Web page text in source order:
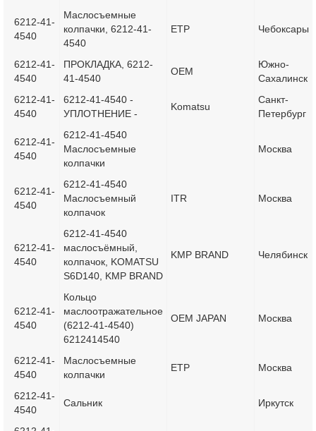
6212-41-
4540
Маслосъемные
колпачки, 6212-41-
4540
ETP Чебоксары
6212-41-
4540
ПРОКЛАДКА, 6212-
41-4540
OEM
Южно-
Сахалинск
6212-41-
4540
6212-41-4540 -
УПЛОТНЕНИЕ -
Komatsu
Санкт-
Петербург
6212-41-
4540
6212-41-4540
Маслосъемные
колпачки
Москва
6212-41-
4540
6212-41-4540
Маслосъемный
колпачок
ITR Москва
6212-41-
4540
6212-41-4540
маслосъёмный,
колпачок, KOMATSU
S6D140, KMP BRAND
KMP BRAND Челябинск
6212-41-
4540
Кольцо
маслоотражательное
(6212-41-4540)
6212414540
OEM JAPAN Москва
6212-41-
4540
Маслосъемные
колпачки
ETP Москва
6212-41-
4540
Сальник Иркутск